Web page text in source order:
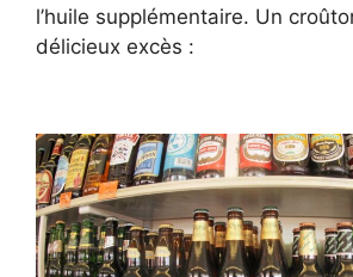
l’huile supplémentaire. Un
délicieux excès :